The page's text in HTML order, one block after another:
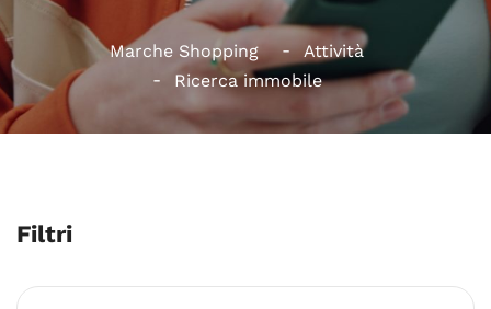
Marche Shopping
Attività
Ricerca immobile
Filtri